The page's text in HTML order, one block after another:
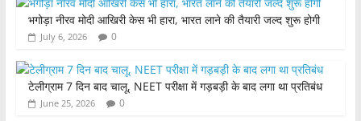
o
o
k
p
p
भगोड़ा नीरव मोदी आखिरी केस भी हारा, भारत लाने की तैयारी जल्द शुरू होगी
July 6, 2026 0
टेलीग्राम 7 दिन बाद चालू, NEET परीक्षा में गड़बड़ी के बाद लगा था प्रतिबंध
June 25, 2026 0